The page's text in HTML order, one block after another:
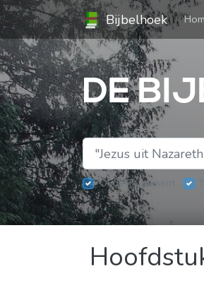
Bijbelhoek
DE
Oude Testament